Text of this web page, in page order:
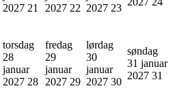
2027 21
2027 22 2027 23
torsdag
28
januar
2027 28
fredag
29
januar
2027 29
lørdag
30
januar
2027 30
søndag
31 januar
2027 31